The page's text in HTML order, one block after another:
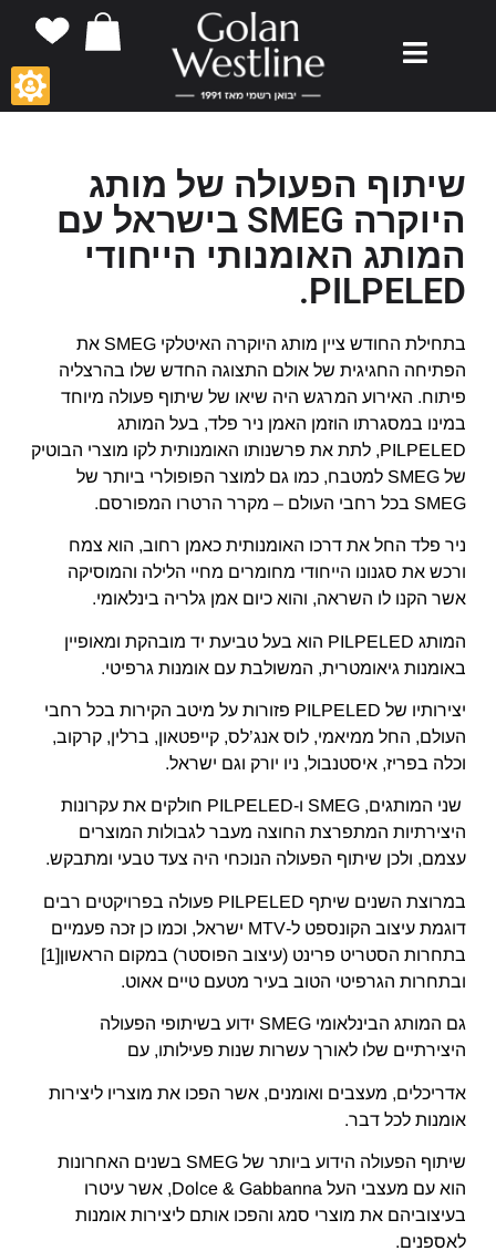
שיתוף הפעולה של מותג
היוקרה SMEG בישראל עם
המותג האומנותי הייחודי
PILPELED.
בתחילת החודש ציין מותג היוקרה האיטלקי SMEG את
הפתיחה החגיגית של אולם התצוגה החדש שלו בהרצליה
פיתוח. האירוע המרגש היה שיאו של שיתוף פעולה מיוחד
במינו במסגרתו הוזמן האמן ניר פלד, בעל המותג
PILPELED, לתת את פרשנותו האומנותית לקו מוצרי הבוטיק
של SMEG למטבח, כמו גם למוצר הפופולרי ביותר של
SMEG בכל רחבי העולם – מקרר הרטרו המפורסם.
ניר פלד החל את דרכו האומנותית כאמן רחוב, הוא צמח
ורכש את סגנונו הייחודי מחומרים מחיי הלילה והמוסיקה
אשר הקנו לו השראה, והוא כיום אמן גלריה בינלאומי.
המותג PILPELED הוא בעל טביעת יד מובהקת ומאופיין
באומנות גיאומטרית, המשולבת עם אומנות גרפיטי.
יצירותיו של PILPELED פזורות על מיטב הקירות בכל רחבי
העולם, החל ממיאמי, לוס אנג’לס, קייפטאון, ברלין, קרקוב,
וכלה בפריז, איסטנבול, ניו יורק וגם ישראל.
שני המותגים, SMEG ו-PILPELED חולקים את עקרונות
היצירתיות המתפרצת החוצה מעבר לגבולות המוצרים
עצמם, ולכן שיתוף הפעולה הנוכחי היה צעד טבעי ומתבקש.
במרוצת השנים שיתף PILPELED פעולה בפרויקטים רבים
דוגמת עיצוב הקונספט ל-MTV ישראל, וכמו כן זכה פעמיים
בתחרות הסטריט פרינט (עיצוב הפוסטר) במקום הראשון[1]
ובתחרות הגרפיטי הטוב בעיר מטעם טיים אאוט.
גם המותג הבינלאומי SMEG ידוע בשיתופי הפעולה
היצירתיים שלו לאורך עשרות שנות פעילותו, עם
אדריכלים, מעצבים ואומנים, אשר הפכו את מוצריו ליצירות
אומנות לכל דבר.
שיתוף הפעולה הידוע ביותר של SMEG בשנים האחרונות
הוא עם מעצבי העל Dolce & Gabbanna, אשר עיטרו
בעיצוביהם את מוצרי סמג והפכו אותם ליצירות אומנות
לאספנים.